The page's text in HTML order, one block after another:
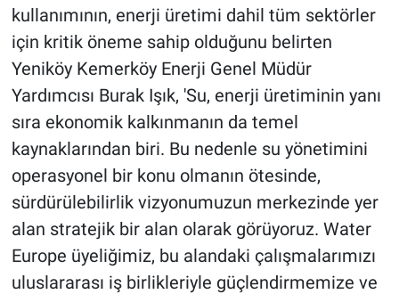
kullanımının, enerji üretimi dahil tüm sektörler
için kritik öneme sahip olduğunu belirten
Yeniköy Kemerköy Enerji Genel Müdür
Yardımcısı Burak Işık, 'Su, enerji üretiminin yanı
sıra ekonomik kalkınmanın da temel
kaynaklarından biri. Bu nedenle su yönetimini
operasyonel bir konu olmanın ötesinde,
sürdürülebilirlik vizyonumuzun merkezinde yer
alan stratejik bir alan olarak görüyoruz. Water
Europe üyeliğimiz, bu alandaki çalışmalarımızı
uluslararası iş birlikleriyle güçlendirmemize ve